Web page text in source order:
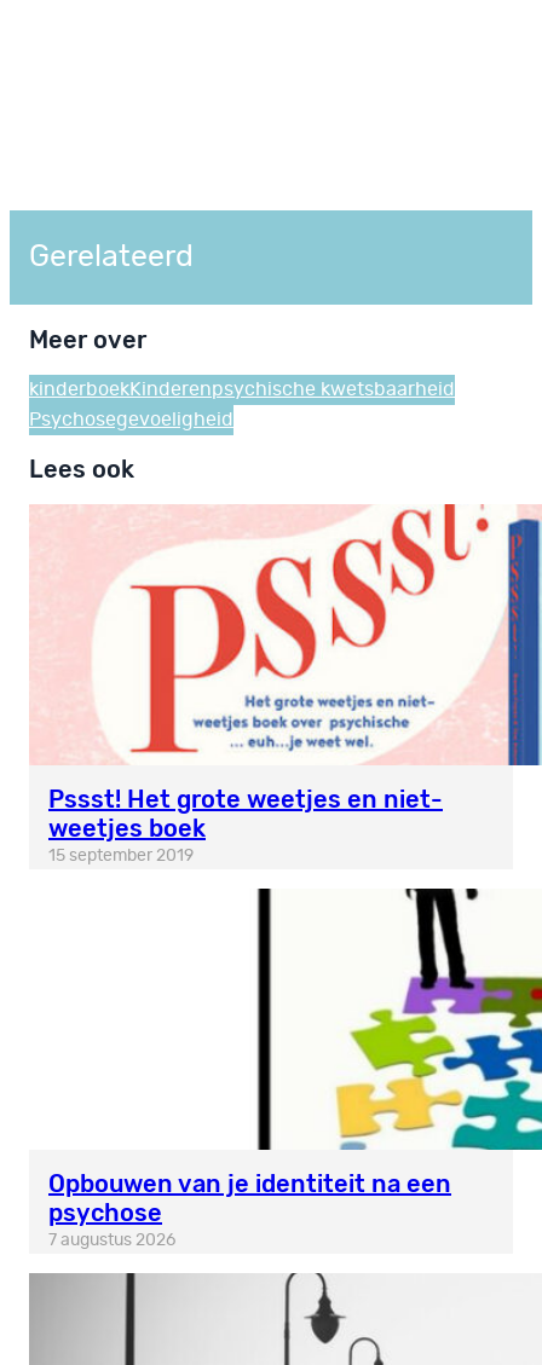
Gerelateerd
Meer over
kinderboekKinderenpsychische kwetsbaarheid
Psychosegevoeligheid
Lees ook
Pssst! Het grote weetjes en niet-
weetjes boek
15 september 2019
Opbouwen van je identiteit na een
psychose
7 augustus 2026